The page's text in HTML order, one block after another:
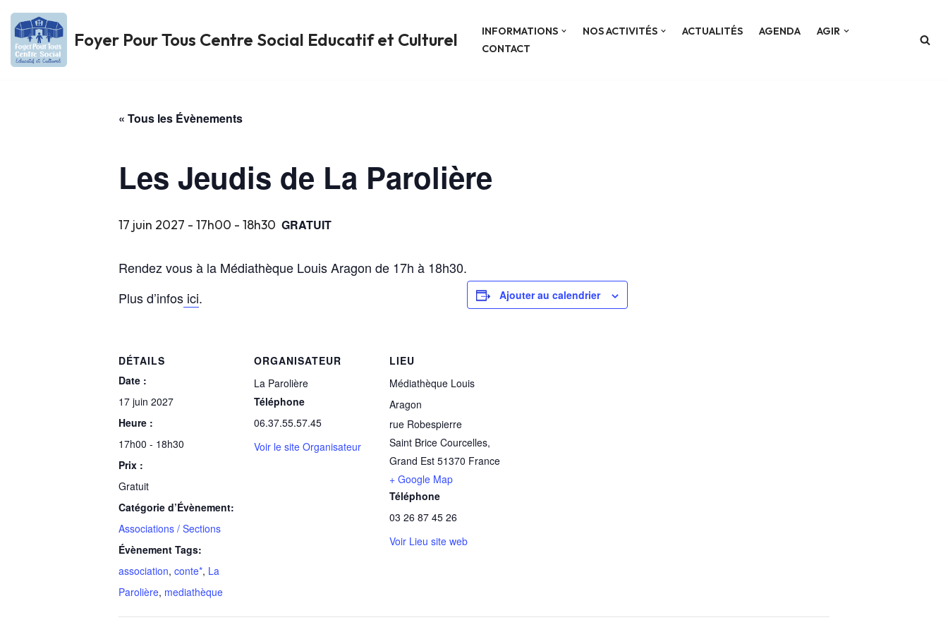
Aller
au
Foyer Pour Tous Centre Social Educatif et Culturel INFORMATIONS NOS ACTIVITÉS ACTUALITÉS AGENDA
AGIR
CONTACT
« Tous les Évènements
Les Jeudis de La Parolière
17 juin 2027 - 17h00 - 18h30 GRATUIT
Rendez vous à la Médiathèque Louis Aragon de 17h à 18h30.
Plus d’infos ici. Ajouter au calendrier
DÉTAILS
Date :
17 juin 2027
Heure :
17h00 - 18h30
Prix :
Gratuit
Catégorie d’Évènement:
Associations / Sections
Évènement Tags:
association, conte*, La
Parolière, mediathèque
ORGANISATEUR
La Parolière
Téléphone
06.37.55.57.45
Voir le site Organisateur
LIEU
Médiathèque Louis
Aragon
rue Robespierre
Saint Brice Courcelles,
Grand Est 51370 France
+ Google Map
Téléphone
03 26 87 45 26
Voir Lieu site web